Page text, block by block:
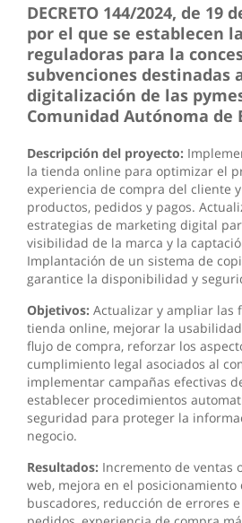
DECRETO 144/2024, de 19
por el que se establecen
reguladoras para la
subvenciones destinadas
digitalización de las
Comunidad Autónoma de
Descripción del proyecto:
la tienda online para optimizar el
experiencia de compra del cliente
productos, pedidos y pagos.
estrategias de marketing digital
visibilidad de la marca y la
Implantación de un sistema de
garantice la disponibilidad y
Objetivos: Actualizar y ampliar las
tienda online, mejorar la
flujo de compra, reforzar los
cumplimiento legal asociados al
implementar campañas efectivas
establecer procedimientos
seguridad para proteger la
negocio.
Resultados: Incremento de ventas
web, mejora en el posicionamiento
buscadores, reducción de errores